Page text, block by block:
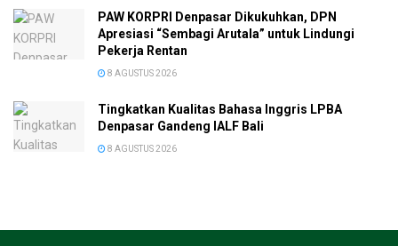
PAW KORPRI Denpasar Dikukuhkan, DPN
Apresiasi “Sembagi Arutala” untuk Lindungi
Pekerja Rentan
8 AGUSTUS 2026
Tingkatkan Kualitas Bahasa Inggris LPBA
Denpasar Gandeng IALF Bali
8 AGUSTUS 2026